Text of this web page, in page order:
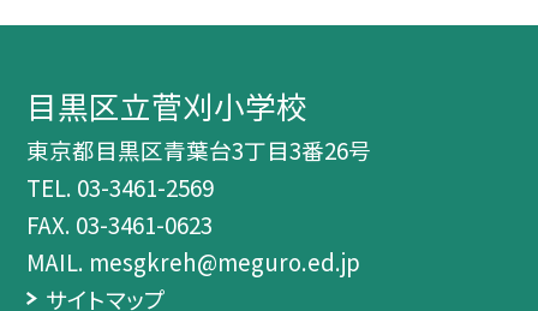
目黒区立菅刈小学校
東京都目黒区青葉台3丁目3番26号
TEL. 03-3461-2569
FAX. 03-3461-0623
MAIL. mesgkreh@meguro.ed.jp
サイトマップ